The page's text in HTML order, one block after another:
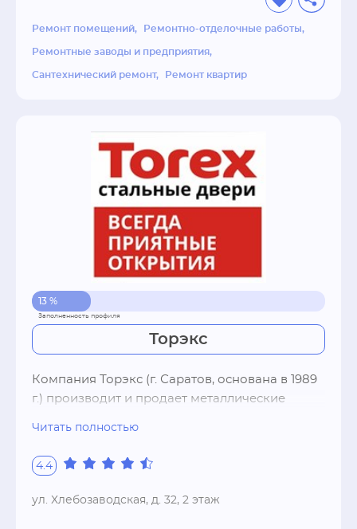
рынке•Гибкая система скидок•Возможность
заказа и покупки любых строительные
подробную информацию Вы всегда можете
в Вашем Успехе, а значит, сделаем все для
решения Ваших задач!
Ремонт помещений Ремонтно-отделочные работы
Ремонтные заводы и предприятия
Сантехнический ремонт Ремонт квартир
13 %
Торэкс
Компания Торэкс (г. Саратов, основана в 1989
г.) производит и продает металлические
многоступенчатый контроль качества
максимально снижают возможность брака. В
нашем фирменном салоне Torex в г.
Читать полностью
4.4
ул. Хлебозаводская, д. 32, 2 этаж